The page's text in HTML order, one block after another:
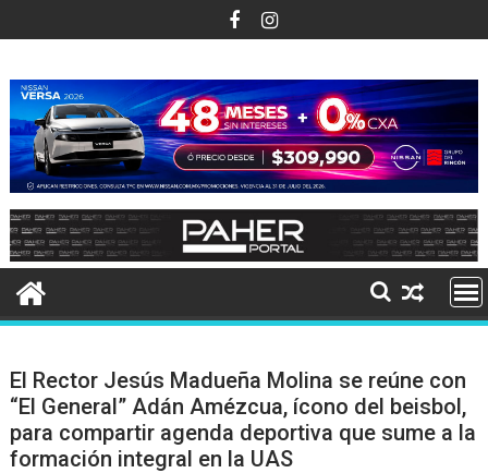
al
El Rector Jesús Madueña Molina se reúne con
“El General” Adán Amézcua, ícono del beisbol,
para compartir agenda deportiva que sume a la
formación integral en la UAS